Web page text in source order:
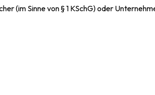
(im Sinne von § 1 KSchG) oder